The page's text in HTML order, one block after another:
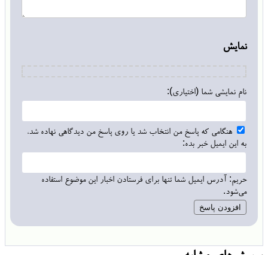
نمایش
نام نمایشی شما (اختیاری):
هنگامی که پاسخ من انتخاب شد یا روی پاسخ من دیدگاهی نهاده شد،
به این ایمیل خبر بده:
حریم: آدرس ایمیل شما تنها برای فرستادن اخبار این موضوع استفاده
می‌شود.